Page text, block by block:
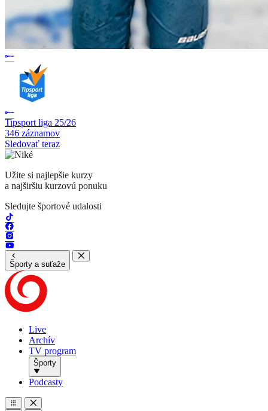
Tipsport liga 25/26
346 záznamov
Sledovať teraz
Užite si najlepšie kurzy
a najširšiu kurzovú ponuku
Sledujte športové udalosti
Športy a suťaže
Live
Archív
TV program
Športy
Podcasty